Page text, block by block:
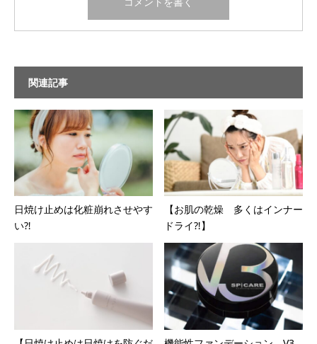
関連記事
日焼け止めは化粧崩れさせやす
い⁈
【お肌の乾燥 多くはインナー
ドライ⁈】